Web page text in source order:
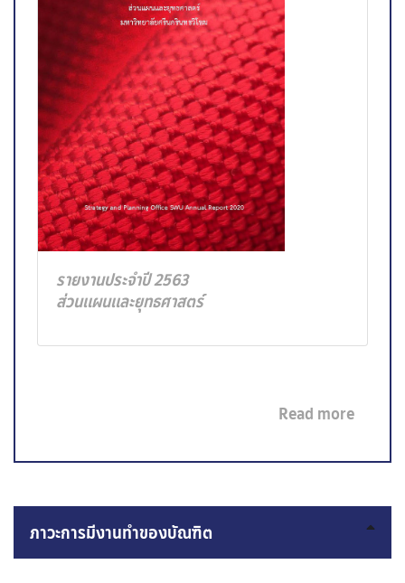
รายงานประจำปี 2563
ส่วนแผนและยุทธศาสตร์
Read more
ภาวะการมีงานทำของบัณฑิต